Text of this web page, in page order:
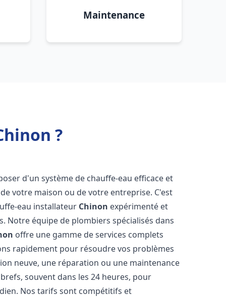
Maintenance
?
d'un système de chauffe-eau efficace et
votre maison ou de votre entreprise. C'est
eau installateur Chinon expérimenté et
Notre équipe de plombiers spécialisés dans
offre une gamme de services complets
rapidement pour résoudre vos problèmes
neuve, une réparation ou une maintenance
souvent dans les 24 heures, pour
Nos tarifs sont compétitifs et